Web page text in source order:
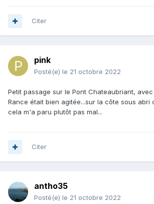
Citer
pink
Posté(e) le 21 octobre 2022
Petit passage sur le Pont Chateaubriant,
Rance était bien agitée...sur la côte sous abri
cela m'a paru plutôt pas mal...
Citer
antho35
Posté(e) le 21 octobre 2022